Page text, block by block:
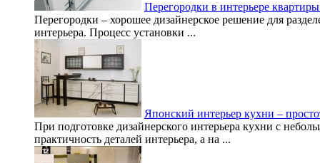
Перегородки в интерьере
Перегородки – хорошее дизайнерское решение для
интерьера. Процесс установки ...
Японский интерьер кухни –
При подготовке дизайнерского интерьера кухни с
практичность деталей интерьера, а на ...